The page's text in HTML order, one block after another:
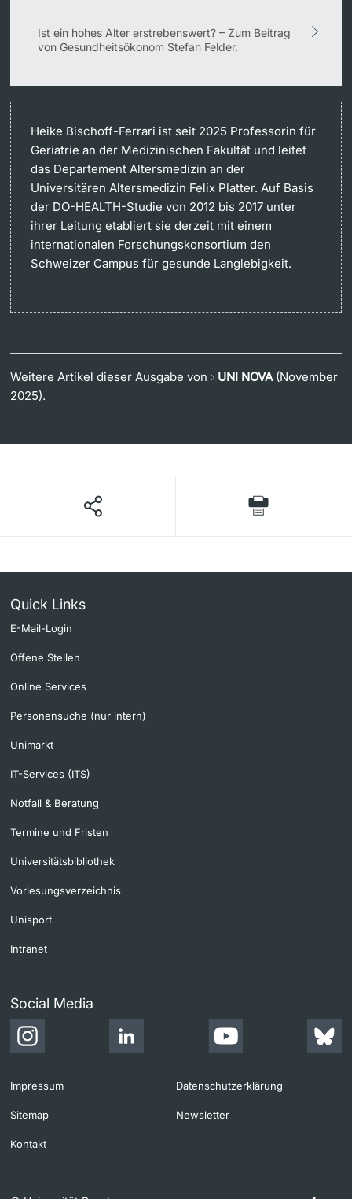
Ist ein hohes Alter erstrebenswert? – Zum Beitrag
von Gesundheitsökonom Stefan Felder.
Heike Bischoff-Ferrari ist seit 2025 Professorin für
Geriatrie an der Medizinischen Fakultät und leitet
das Departement Altersmedizin an der
Universitären Altersmedizin Felix Platter. Auf Basis
der DO-HEALTH-Studie von 2012 bis 2017 unter
ihrer Leitung etabliert sie derzeit mit einem
internationalen Forschungskonsortium den
Schweizer Campus für gesunde Langlebigkeit.
Weitere Artikel dieser Ausgabe von UNI NOVA(November
2025).
Quick Links
E-Mail-Login
Offene Stellen
Online Services
Personensuche (nur intern)
Unimarkt
IT-Services (ITS)
Notfall & Beratung
Termine und Fristen
Universitätsbibliothek
Vorlesungsverzeichnis
Unisport
Intranet
Social Media
Impressum Datenschutzerklärung
Sitemap Newsletter
Kontakt